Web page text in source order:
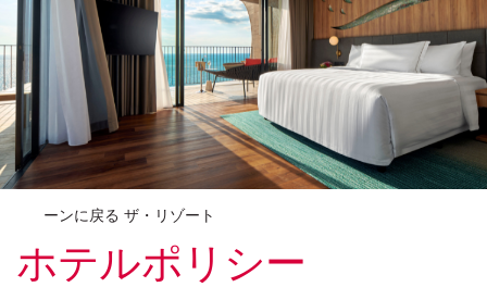
ーンに戻る ザ・リゾート
ホテルポリシー